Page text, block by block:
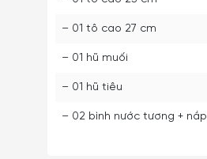
– 01 tô cao 27 cm
– 01 hũ muối
– 01 hũ tiêu
– 02 bình nước tương + nắp